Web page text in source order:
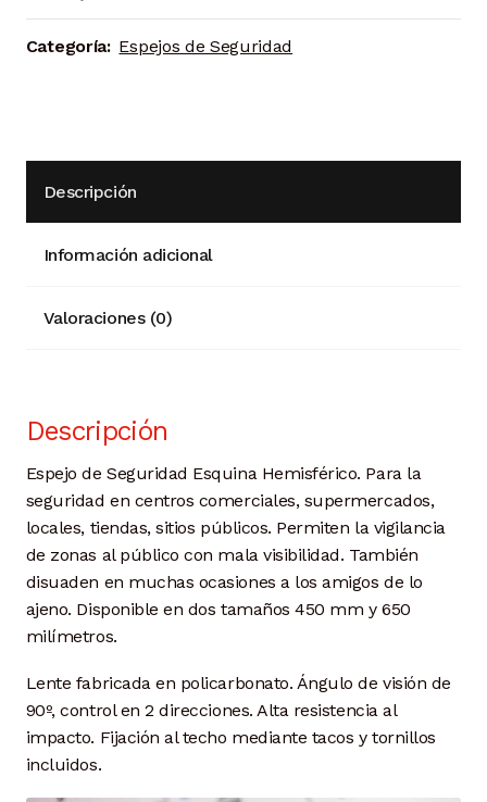
cantidad
Categoría: Espejos de Seguridad
Descripción
Información adicional
Valoraciones (0)
Descripción
Espejo de Seguridad Esquina Hemisférico. Para la
seguridad en centros comerciales, supermercados,
locales, tiendas, sitios públicos. Permiten la vigilancia
de zonas al público con mala visibilidad. También
disuaden en muchas ocasiones a los amigos de lo
ajeno. Disponible en dos tamaños 450 mm y 650
milímetros.
Lente fabricada en policarbonato. Ángulo de visión de
90º, control en 2 direcciones. Alta resistencia al
impacto. Fijación al techo mediante tacos y tornillos
incluidos.